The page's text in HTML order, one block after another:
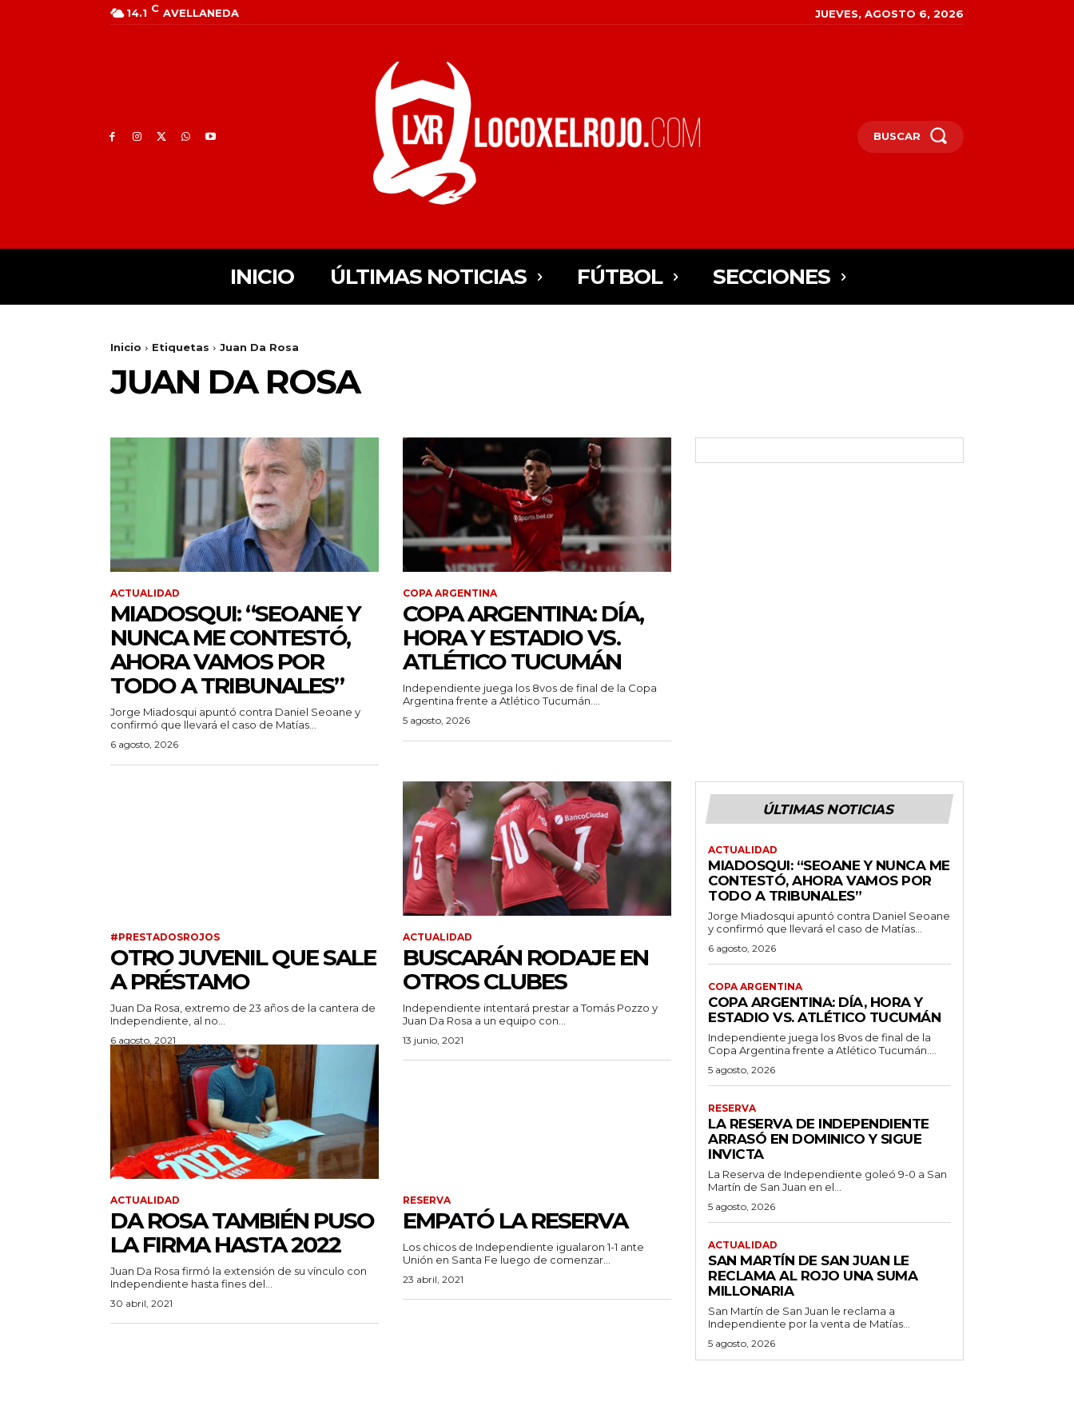
14.1 C AVELLANEDA JUEVES, AGOSTO 6, 2026
BUSCAR
INICIO ÚLTIMAS NOTICIAS FÚTBOL SECCIONES
Inicio Etiquetas Juan Da Rosa
JUAN DA ROSA
ACTUALIDAD
MIADOSQUI: “SEOANE Y
NUNCA ME CONTESTÓ,
AHORA VAMOS POR
TODO A TRIBUNALES”
Jorge Miadosqui apuntó contra Daniel Seoane y
confirmó que llevará el caso de Matías...
6 agosto, 2026
COPA ARGENTINA
COPA ARGENTINA: DÍA,
HORA Y ESTADIO VS.
ATLÉTICO TUCUMÁN
Independiente juega los 8vos de final de la Copa
Argentina frente a Atlético Tucumán....
5 agosto, 2026
#PRESTADOSROJOS
OTRO JUVENIL QUE SALE
A PRÉSTAMO
Juan Da Rosa, extremo de 23 años de la cantera de
Independiente, al no...
6 agosto, 2021
ACTUALIDAD
BUSCARÁN RODAJE EN
OTROS CLUBES
Independiente intentará prestar a Tomás Pozzo y
Juan Da Rosa a un equipo con...
13 junio, 2021
ACTUALIDAD
DA ROSA TAMBIÉN PUSO
LA FIRMA HASTA 2022
Juan Da Rosa firmó la extensión de su vínculo con
Independiente hasta fines del...
30 abril, 2021
RESERVA
EMPATÓ LA RESERVA
Los chicos de Independiente igualaron 1-1 ante
Unión en Santa Fe luego de comenzar...
23 abril, 2021
ÚLTIMAS NOTICIAS
ACTUALIDAD
MIADOSQUI: “SEOANE Y NUNCA ME
CONTESTÓ, AHORA VAMOS POR
TODO A TRIBUNALES”
Jorge Miadosqui apuntó contra Daniel Seoane
y confirmó que llevará el caso de Matías...
6 agosto, 2026
COPA ARGENTINA
COPA ARGENTINA: DÍA, HORA Y
ESTADIO VS. ATLÉTICO TUCUMÁN
Independiente juega los 8vos de final de la
Copa Argentina frente a Atlético Tucumán....
5 agosto, 2026
RESERVA
LA RESERVA DE INDEPENDIENTE
ARRASÓ EN DOMINICO Y SIGUE
INVICTA
La Reserva de Independiente goleó 9-0 a San
Martín de San Juan en el...
5 agosto, 2026
ACTUALIDAD
SAN MARTÍN DE SAN JUAN LE
RECLAMA AL ROJO UNA SUMA
MILLONARIA
San Martín de San Juan le reclama a
Independiente por la venta de Matías...
5 agosto, 2026